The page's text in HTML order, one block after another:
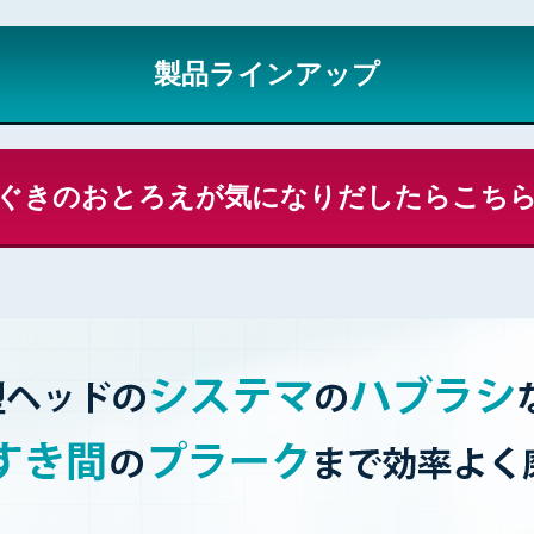
製品ラインアップ
きのおとろえが気になりだしたら こち